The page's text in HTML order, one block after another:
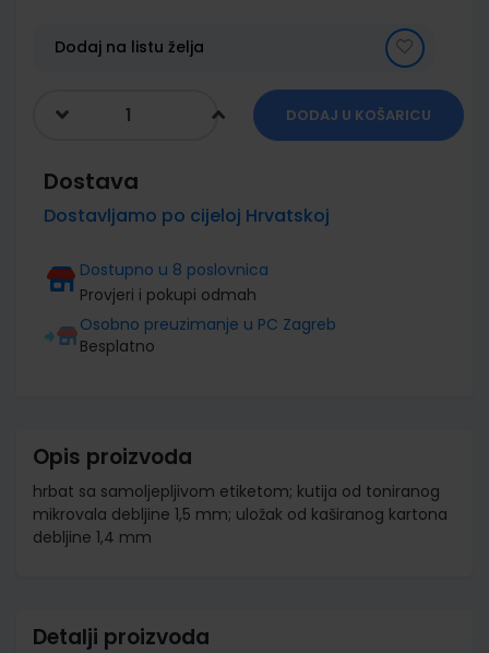
galleryDodaj na listu želja
DODAJ U KOŠARICU
Dostava
Dostavljamo po cijeloj Hrvatskoj
Dostupno u 8 poslovnica
Provjeri i pokupi odmah
Osobno preuzimanje u PC Zagreb
Besplatno
Opis proizvoda
hrbat sa samoljepljivom etiketom; kutija od toniranog
mikrovala debljine 1,5 mm; uložak od kaširanog kartona
debljine 1,4 mm
Detalji proizvoda